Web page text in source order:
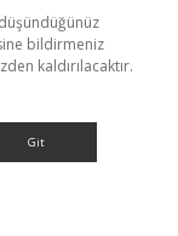
bildirmeniz
kaldırılacaktır.